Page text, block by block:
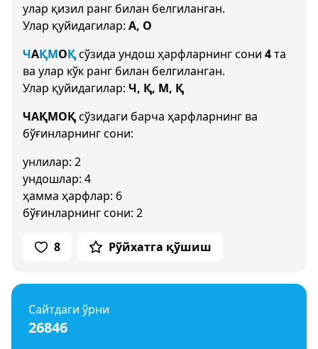
улар қизил ранг билан белгиланган.
Улар қуйидагилар: А, О
ЧАҚМОҚсўзида ундош ҳарфларнинг сони 4та
ва улар кўк ранг билан белгиланган.
Улар қуйидагилар: Ч, Қ, М, Қ
ЧАҚМОҚсўзидаги барча ҳарфларнинг ва
бўғинларнинг сони:
унлилар: 2
ундошлар: 4
ҳамма ҳарфлар: 6
бўғинларнинг сони: 2
8 Рўйхатга қўшиш
Сайтдаги ўрни
26846